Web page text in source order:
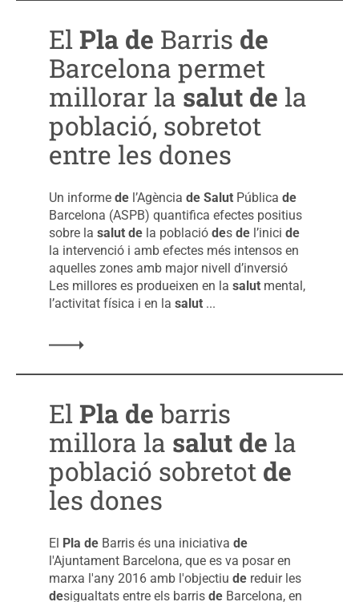
El Pla de Barris de
Barcelona permet
millorar la salut de la
població, sobretot
entre les dones
Un informe del’Agència de SalutPública de
Barcelona (ASPB) quantifica efectes positius
sobre la salut dela població des del’inici de
la intervenció i amb efectes més intensos en
aquelles zones amb major nivell d’inversió
Les millores es produeixen en la salutmental,
l’activitat física i en la salut...
El Pla debarris
millora la salut de la
població sobretot de
les dones
El Pla deBarris és una iniciativa de
l'Ajuntament Barcelona, que es va posar en
marxa l'any 2016 amb l'objectiu dereduir les
desigualtats entre els barris deBarcelona, en